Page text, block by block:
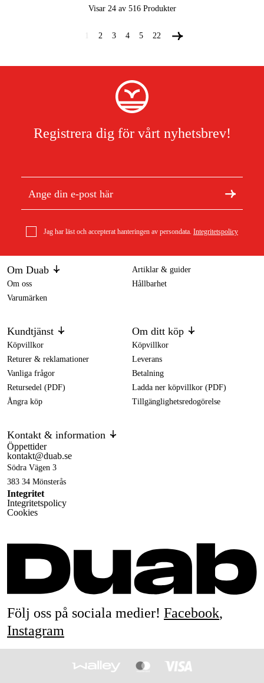
Visar 24 av 516 Produkter
2 3 4 5 22
Registrera dig för vårt nyhetsbrev!
Jag har läst och accepterat hanteringen av persondata. Integritetspolicy
Om Duab
Om oss
Varumärken
Artiklar & guider
Hållbarhet
Kundtjänst
Köpvillkor
Returer & reklamationer
Vanliga frågor
Retursedel (PDF)
Ångra köp
Om ditt köp
Köpvillkor
Leverans
Betalning
Ladda ner köpvillkor (PDF)
Tillgänglighetsredogörelse
Kontakt & information
Öppettider
kontakt@duab.se
Södra Vägen 3
383 34 Mönsterås
Integritet
Integritetspolicy
Cookies
Följ oss på sociala medier! Facebook,
Instagram